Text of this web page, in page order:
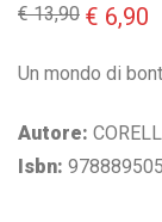
€13,90 Il
prezzo
era:
€ 6,90
è:
Un mondo di
Autore:
Isbn: